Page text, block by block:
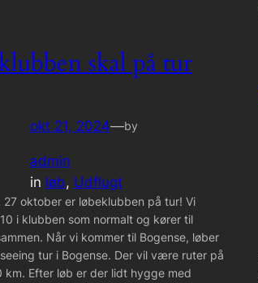
skal på tur
okt 21, 2024—by
admin
in løb, Udflugt
27 oktober er løbeklubben på tur! Vi
i klubben som normalt og kører til
Når vi kommer til Bogense, løber
tur i Bogense. Der vil være ruter på
km. Efter løb er der lidt hygge med